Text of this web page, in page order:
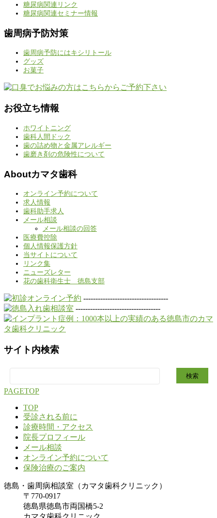
糖尿病関連リンク
糖尿病関連セミナー情報
歯周病予防対策
歯周病予防にはキシリトール
グッズ
お菓子
お役立ち情報
ホワイトニング
歯科人間ドック
歯の詰め物と金属アレルギー
歯磨き剤の危険性について
Aboutカマタ歯科
オンライン予約について
求人情報
歯科助手求人
メール相談
メール相談の回答
医療費控除
個人情報保護方針
当サイトについて
リンク集
ニューズレター
花の歯科衛生士 徳島支部
-----------------------------------
-----------------------------------
サイト内検索
索:
PAGETOP
TOP
受診される前に
診療時間・アクセス
院長プロフィール
メール相談
オンライン予約について
保険治療のご案内
徳島・歯周病相談室（カマタ歯科クリニック）
〒770-0917
徳島県徳島市両国橋5-2
カマタ歯科クリニック